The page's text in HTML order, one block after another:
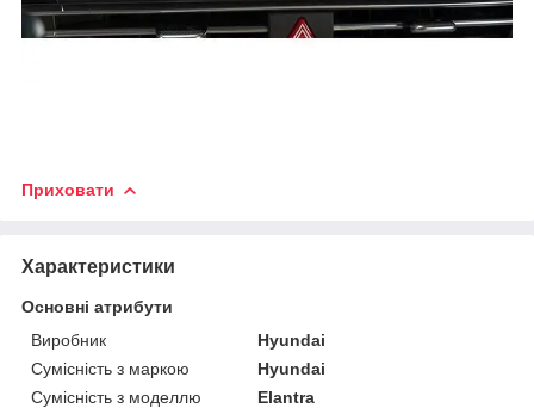
Приховати
Характеристики
Основні атрибути
Виробник
Hyundai
Сумісність з маркою
Hyundai
Сумісність з моделлю
Elantra